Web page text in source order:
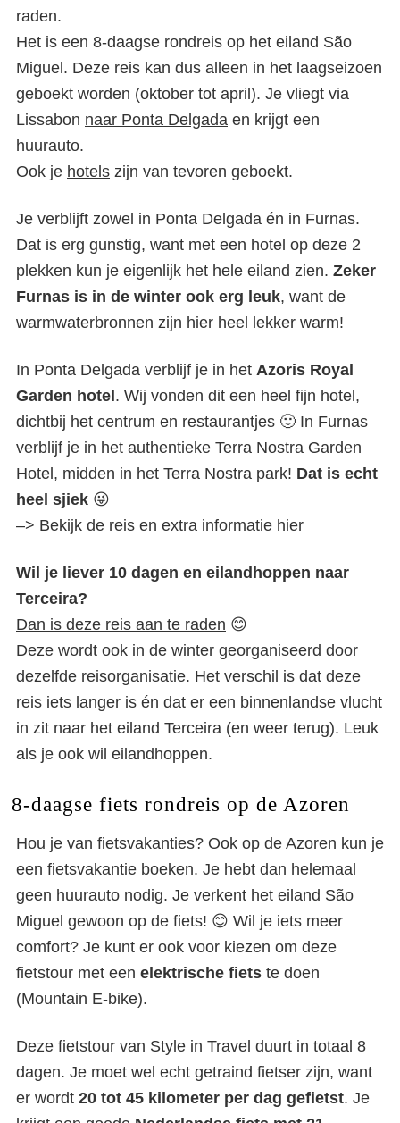
raden.
Het is een 8-daagse rondreis op het eiland São
Miguel. Deze reis kan dus alleen in het laagseizoen
geboekt worden (oktober tot april). Je vliegt via
Lissabon naar Ponta Delgada en krijgt een
huurauto.
Ook je hotels zijn van tevoren geboekt.
Je verblijft zowel in Ponta Delgada én in Furnas.
Dat is erg gunstig, want met een hotel op deze 2
plekken kun je eigenlijk het hele eiland zien. Zeker
Furnas is in de winter ook erg leuk, want de
warmwaterbronnen zijn hier heel lekker warm!
In Ponta Delgada verblijf je in het Azoris Royal
Garden hotel . Wij vonden dit een heel fijn hotel,
dichtbij het centrum en restaurantjes 🙂 In Furnas
verblijf je in het authentieke Terra Nostra Garden
Hotel, midden in het Terra Nostra park! Dat is echt
heel sjiek 😜
–> Bekijk de reis en extra informatie hier
Wil je liever 10 dagen en eilandhoppen naar
Terceira?
Dan is deze reis aan te raden 😊
Deze wordt ook in de winter georganiseerd door
dezelfde reisorganisatie. Het verschil is dat deze
reis iets langer is én dat er een binnenlandse vlucht
in zit naar het eiland Terceira (en weer terug). Leuk
als je ook wil eilandhoppen.
8-daagse fiets rondreis op de Azoren
Hou je van fietsvakanties? Ook op de Azoren kun je
een fietsvakantie boeken. Je hebt dan helemaal
geen huurauto nodig. Je verkent het eiland São
Miguel gewoon op de fiets! 😊 Wil je iets meer
comfort? Je kunt er ook voor kiezen om deze
fietstour met een elektrische fiets te doen
(Mountain E-bike).
Deze fietstour van Style in Travel duurt in totaal 8
dagen. Je moet wel echt getraind fietser zijn, want
er wordt 20 tot 45 kilometer per dag gefietst. Je